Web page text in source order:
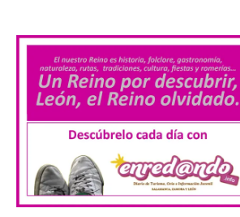
Las solicitudes estarán
abiertas del 22 de julio al 4
de septiembre de 2026.
Bruselas, 6 de agosto de
Europea ha actualizado las normas de su
programa de prácticas, estableciendo un
marco único modernizado que hace que el
programa […]